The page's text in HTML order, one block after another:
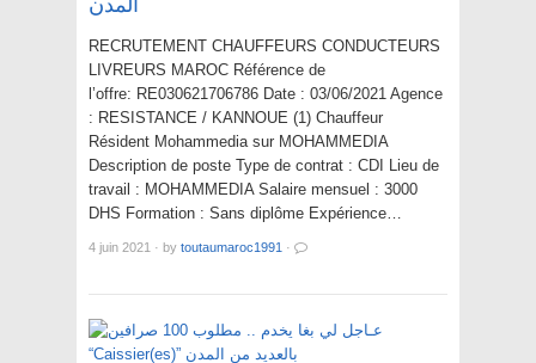
المدن
RECRUTEMENT CHAUFFEURS CONDUCTEURS
LIVREURS MAROC Référence de
l’offre: RE030621706786 Date : 03/06/2021 Agence
: RESISTANCE / KANNOUE (1) Chauffeur
Résident Mohammedia sur MOHAMMEDIA
Description de poste Type de contrat : CDI Lieu de
travail : MOHAMMEDIA Salaire mensuel : 3000
DHS Formation : Sans diplôme Expérience…
4 juin 2021 · by toutaumaroc1991 ·